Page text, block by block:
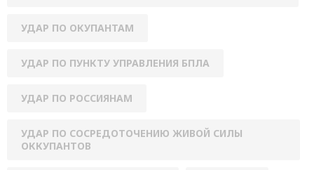
УДАР ПО ОКУПАНТАМ
УДАР ПО ПУНКТУ УПРАВЛЕНИЯ БПЛА
УДАР ПО РОССИЯНАМ
УДАР ПО СОСРЕДОТОЧЕНИЮ ЖИВОЙ СИЛЫ
ОККУПАНТОВ